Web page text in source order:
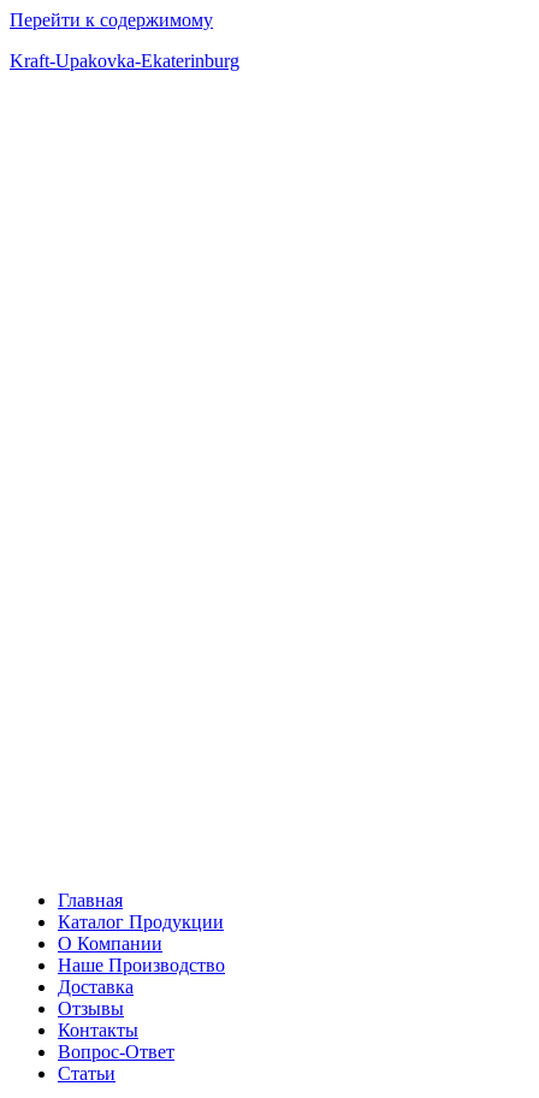
Перейти к содержимому
Kraft-Upakovka-Ekaterinburg
Главная
Каталог Продукции
О Компании
Наше Производство
Доставка
Отзывы
Контакты
Вопрос-Ответ
Статьи